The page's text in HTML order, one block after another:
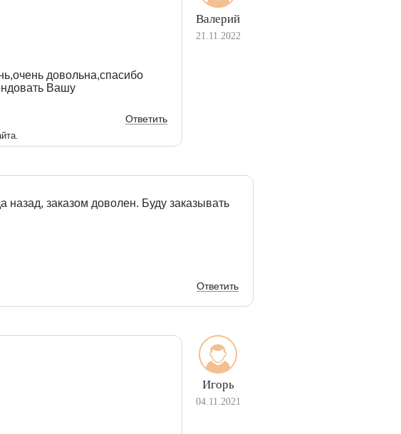
Валерий
21.11.2022
довольна,спасибо
Вашу
Ответить
назад, заказом доволен. Буду заказывать
Ответить
Игорь
04.11.2021